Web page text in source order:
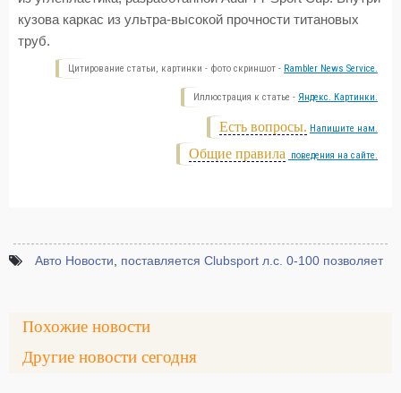
кузова каркас из ультра-высокой прочности титановых
труб.
Цитирование статьи, картинки - фото скриншот - Rambler News Service.
Иллюстрация к статье - Яндекс. Картинки.
Есть вопросы. Напишите нам.
Общие правила поведения на сайте.
Авто Новости поставляется Clubsport л.с. 0-100 позволяет
Похожие новости
Другие новости сегодня